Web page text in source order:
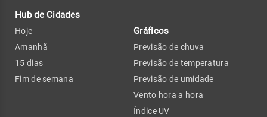
Hub de Cidades
Hoje
Amanhã
15 dias
Fim de semana
Gráficos
Previsão de chuva
Previsão de temperatura
Previsão de umidade
Vento hora a hora
Índice UV